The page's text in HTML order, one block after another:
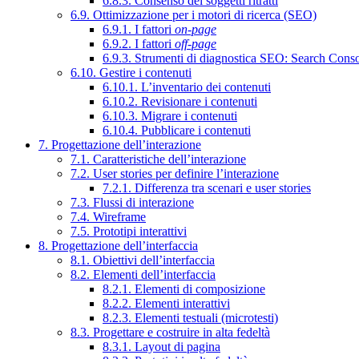
6.9. Ottimizzazione per i motori di ricerca (SEO)
6.9.1. I fattori on-page
6.9.2. I fattori off-page
6.9.3. Strumenti di diagnostica SEO: Search
6.10. Gestire i contenuti
6.10.1. L’inventario dei contenuti
6.10.2. Revisionare i contenuti
6.10.3. Migrare i contenuti
6.10.4. Pubblicare i contenuti
7. Progettazione dell’interazione
7.1. Caratteristiche dell’interazione
7.2. User stories per definire l’interazione
7.2.1. Differenza tra scenari e user stories
7.3. Flussi di interazione
7.4. Wireframe
7.5. Prototipi interattivi
8. Progettazione dell’interfaccia
8.1. Obiettivi dell’interfaccia
8.2. Elementi dell’interfaccia
8.2.1. Elementi di composizione
8.2.2. Elementi interattivi
8.2.3. Elementi testuali (microtesti)
8.3. Progettare e costruire in alta fedeltà
8.3.1. Layout di pagina